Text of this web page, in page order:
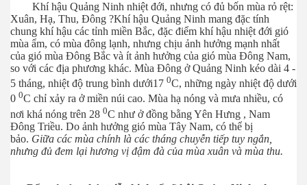
Khí hậu Quảng Ninh nhiệt đới, nhưng có đủ bốn mùa rỏ rệt:
Xuân, Hạ, Thu, Đông ?Khí hậu Quảng Ninh mang đặc tính
chung khí hậu các tỉnh miền Bắc, đặc điểm khí hậu nhiệt đới gió
mùa ẩm, có mùa đông lạnh, nhưng chịu ảnh hưởng mạnh nhất
của gió mùa Đông Bắc và ít ảnh hưởng của gió mùa Đông Nam,
so với các địa phương khác. Mùa Đông ở Quảng Ninh kéo dài 4 -
5 tháng, nhiệt độ trung bình dưới17 0C, những ngày nhiệt độ dưới
0 0C chỉ xảy ra ở miền núi cao. Mùa hạ nóng và mưa nhiều, có
nơi khá nóng trên 28 0C như ở đồng bằng Yên Hưng , Nam
Đông Triều. Do ảnh hưởng gió mùa Tây Nam, có thể bị
bảo. Giữa các mùa chính là các tháng chuyễn tiếp tuy ngắn,
nhưng đủ đem lại hương vị đậm đà của mùa xuân và mùa thu.